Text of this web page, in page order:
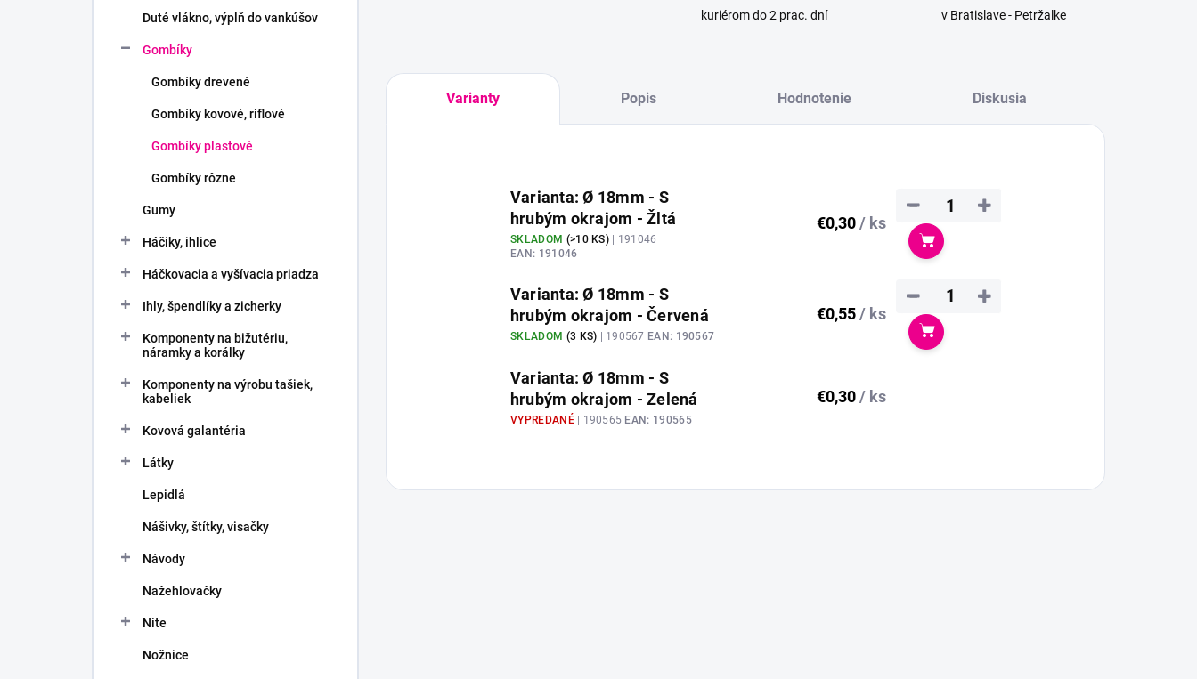
Duté vlákno, výplň do vankúšov
Gombíky
Gombíky drevené
Gombíky kovové, riflové
Gombíky plastové
Gombíky rôzne
Gumy
Háčiky, ihlice
Háčkovacia a vyšívacia priadza
Ihly, špendlíky a zicherky
Komponenty na bižutériu,
náramky a korálky
Komponenty na výrobu tašiek,
kabeliek
Kovová galantéria
Látky
Lepidlá
Nášivky, štítky, visačky
Návody
Nažehlovačky
Nite
Nožnice
kuriérom do 2 prac. dní v Bratislave - Petržalke
Varianty Popis Hodnotenie Diskusia
Varianta: Ø 18mm - S
hrubým okrajom - Žltá
SKLADOM (>10 KS) | 191046
EAN: 191046
€0,30/ ks
+
−
Do košíka
Varianta: Ø 18mm - S
hrubým okrajom - Červená
SKLADOM (3 KS) | 190567 EAN: 190567
€0,55/ ks
+
−
Do košíka
Varianta: Ø 18mm - S
hrubým okrajom - Zelená
VYPREDANÉ | 190565 EAN: 190565
€0,30/ ks